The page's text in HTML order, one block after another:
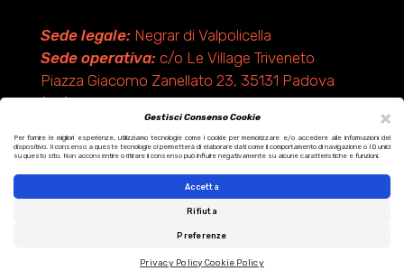
×
Gestisci Consenso Cookie
Per fornire le migliori esperienze, utilizziamo tecnologie come i cookie per memorizzare e/o accedere alle informazioni del
dispositivo. Il consenso a queste tecnologie ci permetterà di elaborare dati come il comportamento di navigazione o ID unici
su questo sito. Non acconsentire o ritirare il consenso può influire negativamente su alcune caratteristiche e funzioni.
Accetta
Rifiuta
Preferenze
Privacy PolicyCookie Policy
Sede legale:Negrar di Valpolicella
Sede operativa:c/o Le Village Triveneto
Piazza Giacomo Zanellato 23, 35131 Padova
(PD)
Design by KF ADV
Development by Italix.net